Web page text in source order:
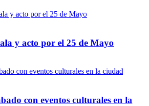
y acto por el 25 de Mayo
con eventos culturales en la